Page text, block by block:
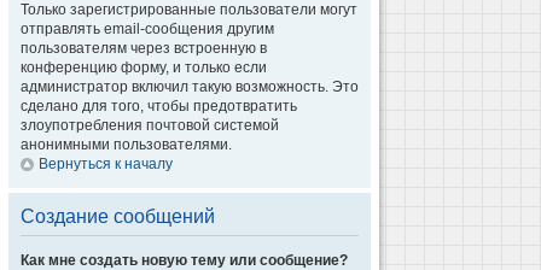
Только зарегистрированные пользователи могут
отправлять email-сообщения другим
пользователям через встроенную в
конференцию форму, и только если
администратор включил такую возможность. Это
сделано для того, чтобы предотвратить
злоупотребления почтовой системой
анонимными пользователями.
Вернуться к началу
Создание сообщений
Как мне создать новую тему или сообщение?